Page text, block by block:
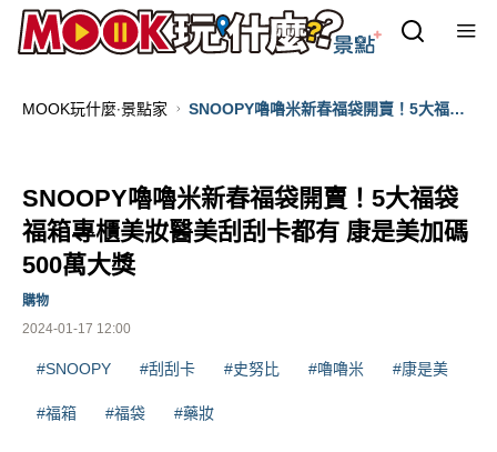
MOOK玩什麼‧景點家
SNOOPY嚕嚕米新春福袋開賣！5大福袋
SNOOPY嚕嚕米新春福袋開賣！5大福袋
福箱專櫃美妝醫美刮刮卡都有 康是美加碼
500萬大獎
2024-01-17 12:00
購物
#SNOOPY #刮刮卡 #史努比 #嚕嚕米 #康是美
#福箱 #福袋 #藥妝